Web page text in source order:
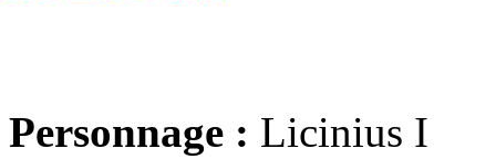
Personnage : Licinius I